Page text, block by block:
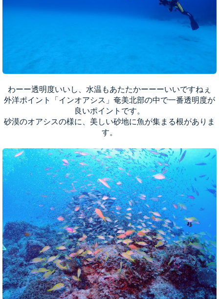
わーー透明度いいし、水温もあたたかーーーいいですねぇ
外洋ポイント「インオアシス」奄美北部の中で一番透明度が
良いポイントです。
砂漠のオアシスの様に、美しい砂地に魚が集まる根がありま
す。